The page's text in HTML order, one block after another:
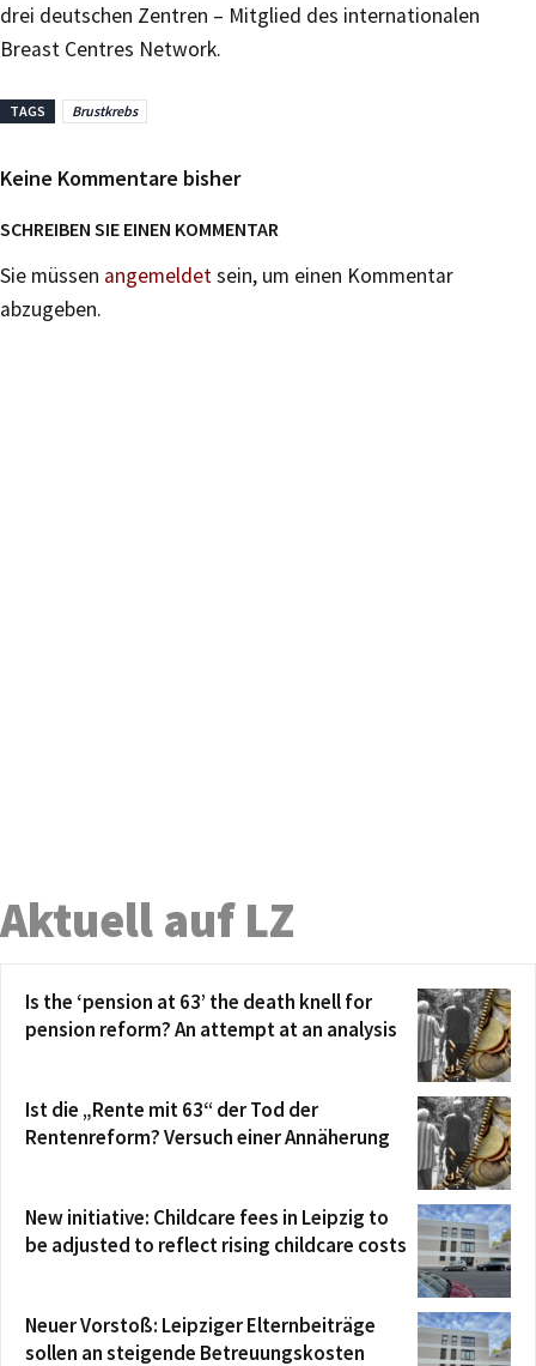
drei deutschen Zentren – Mitglied des internationalen
Breast Centres Network.
TAGS Brustkrebs
Keine Kommentare bisher
SCHREIBEN SIE EINEN KOMMENTAR
Sie müssen angemeldetsein, um einen Kommentar
abzugeben.
Aktuell auf LZ
Is the ‘pension at 63’ the death knell for
pension reform? An attempt at an analysis
Ist die „Rente mit 63“ der Tod der
Rentenreform? Versuch einer Annäherung
New initiative: Childcare fees in Leipzig to
be adjusted to reflect rising childcare costs
Neuer Vorstoß: Leipziger Elternbeiträge
sollen an steigende Betreuungskosten